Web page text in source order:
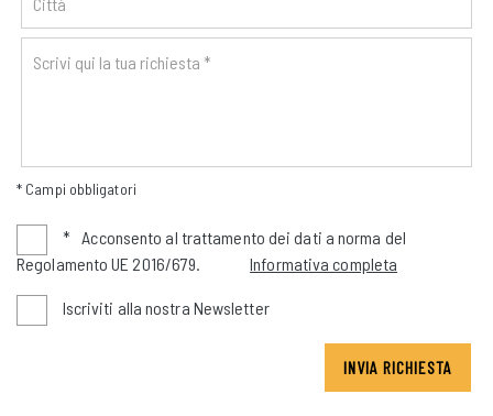
* Campi obbligatori
* Acconsento al trattamento dei dati a norma del
Regolamento UE 2016/679.
Informativa completa
Iscriviti alla nostra Newsletter
INVIA RICHIESTA